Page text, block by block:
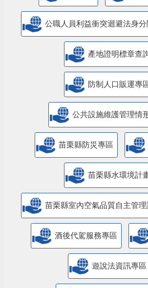
公職人員利益衝突迴避法身
產地證明標章查
防制人口販運專
公共設施維護管理情
苗栗縣防災專區
苗栗縣水環境計
苗栗縣室內空氣品質自主管
酒後代駕服務專區
遊說法資訊專區